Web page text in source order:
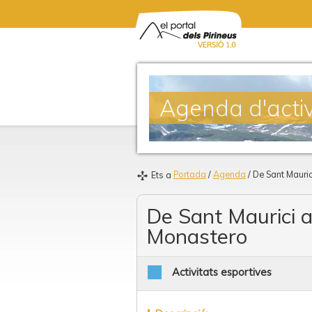
Agenda
Ets a Portada / Agenda / De Sant
De Sant Maurici
Monastero
Activitats esportives